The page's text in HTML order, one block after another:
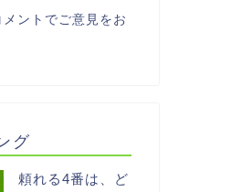
ントでご意見をお
グ
頼れる4番は、ど